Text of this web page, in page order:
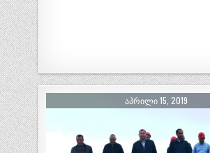
ᲐᲞᲠᲘᲚᲘ 15, 2019